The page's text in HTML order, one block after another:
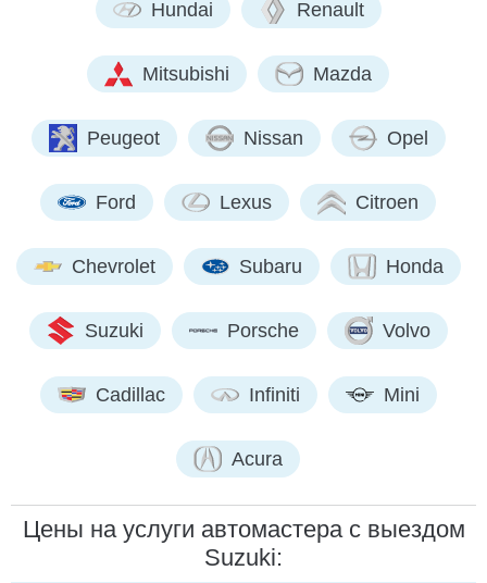
Hundai Renault
Mitsubishi Mazda
Peugeot Nissan Opel
Ford Lexus Citroen
Chevrolet Subaru Honda
Suzuki Porsche Volvo
Cadillac Infiniti Mini
Acura
Цены на услуги автомастера с выездом
Suzuki: